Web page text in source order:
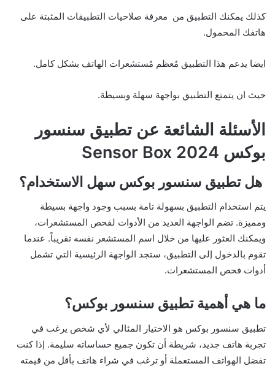
كذلك يمكنك التطبيق من معرفة صلاحيات التطبيقات المثبتة على
هاتفك المحمول.
ايضا يدعم هذا التطبيق مُعظم مُستشعرات الهاتف بشكل كامل.
حيث ان يتمتع التطبيق بواجهة سهلة وبسيطة.
الأسئلة الشائعة عن تطبيق سنسور
بوكس 2024 Sensor Box
هل تطبيق سنسور بوكس سهل الاستخدام؟
يتم استخدام التطبيق بسهولة تامة بسبب وجود واجهة بسيطة
ومميزة. تضم الواجهة العديد من الأدوات لفحص المستشعرات،
ويمكنك العثور عليها من خلال اسم المستشعر نفسه تقريباً. عندما
تقوم بالدخول إلى التطبيق، ستجد الواجهة الرئيسية التي تشمل
أدوات فحص المستشعرات.
ما هي أهمية تطبيق سنسور بوكس؟
تطبيق سنسور بوكس هو الاختيار المثالي لأي شخص يرغب في
تجربة هاتف جديد، شريطة أن تكون جميع حساساته سليمة. إذا كنت
تفضل الهواتف المستعملة أو ترغب في شراء هاتف بأقل من قيمته